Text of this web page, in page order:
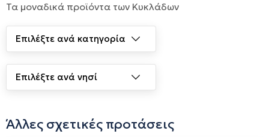
Τα μοναδικά προϊόντα των Κυκλάδων
Άλλες σχετικές προτάσεις